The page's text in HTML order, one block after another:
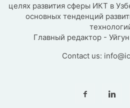
целях развития сферы ИКТ в
основных тенденций
Главный редактор -
Contact us: